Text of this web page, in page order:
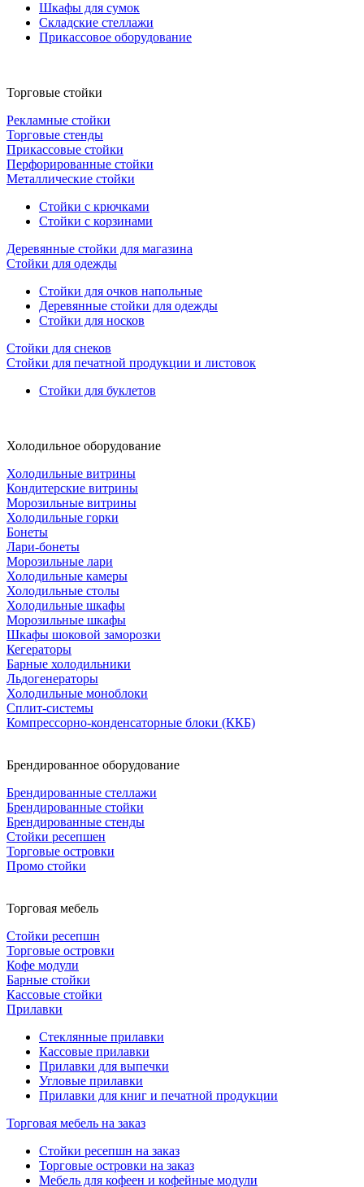
Шкафы для сумок
Складские стеллажи
Прикассовое оборудование
Торговые стойки
Рекламные стойки
Торговые стенды
Прикассовые стойки
Перфорированные стойки
Металлические стойки
Стойки с крючками
Стойки с корзинами
Деревянные стойки для магазина
Стойки для одежды
Стойки для очков напольные
Деревянные стойки для одежды
Стойки для носков
Стойки для снеков
Стойки для печатной продукции и листовок
Стойки для буклетов
Холодильное оборудование
Холодильные витрины
Кондитерские витрины
Морозильные витрины
Холодильные горки
Бонеты
Лари-бонеты
Морозильные лари
Холодильные камеры
Холодильные столы
Холодильные шкафы
Морозильные шкафы
Шкафы шоковой заморозки
Кегераторы
Барные холодильники
Льдогенераторы
Холодильные моноблоки
Сплит-системы
Компрессорно-конденсаторные блоки (ККБ)
Брендированное оборудование
Брендированные стеллажи
Брендированные стойки
Брендированные стенды
Стойки ресепшен
Торговые островки
Промо стойки
Торговая мебель
Стойки ресепшн
Торговые островки
Кофе модули
Барные стойки
Кассовые стойки
Прилавки
Стеклянные прилавки
Кассовые прилавки
Прилавки для выпечки
Угловые прилавки
Прилавки для книг и печатной продукции
Торговая мебель на заказ
Стойки ресепшн на заказ
Торговые островки на заказ
Мебель для кофеен и кофейные модули